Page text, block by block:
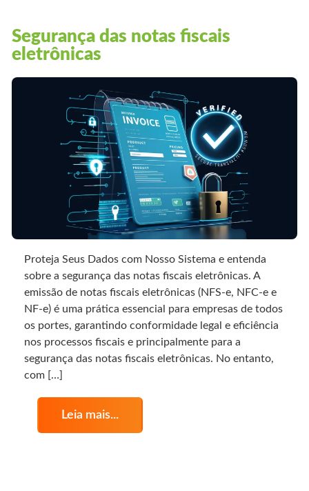
Segurança das notas fiscais
eletrônicas
Proteja Seus Dados com Nosso Sistema e entenda
sobre a segurança das notas fiscais eletrônicas. A
emissão de notas fiscais eletrônicas (NFS-e, NFC-e e
NF-e) é uma prática essencial para empresas de todos
os portes, garantindo conformidade legal e eficiência
nos processos fiscais e principalmente para a
segurança das notas fiscais eletrônicas. No entanto,
com […]
Leia mais...